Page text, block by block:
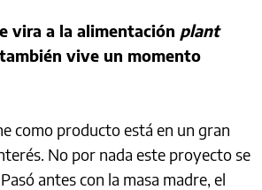
vira a la alimentación plant
vive un momento
como producto está en un gran
No por nada este proyecto se
antes con la masa madre, el